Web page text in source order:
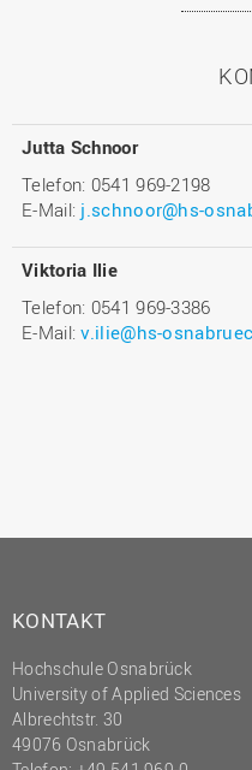
Jutta Schnoor
Telefon: 0541 969-2198
E-Mail: j.schnoor@hs-
Viktoria Ilie
Telefon: 0541 969-3386
E-Mail:v.ilie@hs-
KONTAKT
Hochschule Osnabrück
University of Applied Sciences
Albrechtstr. 30
49076 Osnabrück